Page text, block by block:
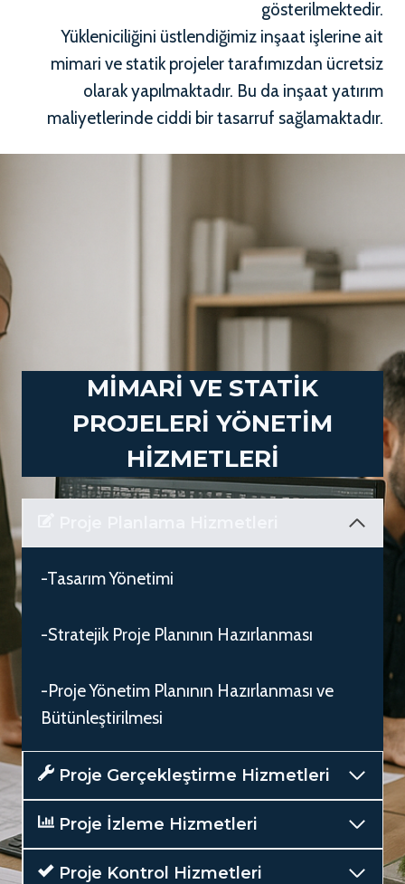
gösterilmektedir.
Yükleniciliğini üstlendiğimiz inşaat işlerine ait
mimari ve statik projeler tarafımızdan ücretsiz
olarak yapılmaktadır. Bu da inşaat yatırım
maliyetlerinde ciddi bir tasarruf sağlamaktadır.
MİMARİ VE STATİK
PROJELERİ YÖNETİM
HİZMETLERİ
-Tasarım Yönetimi
-Stratejik Proje Planının Hazırlanması
-Proje Yönetim Planının Hazırlanması ve
Bütünleştirilmesi
Proje Gerçekleştirme Hizmetleri
Proje İzleme Hizmetleri
Proje Kontrol Hizmetleri